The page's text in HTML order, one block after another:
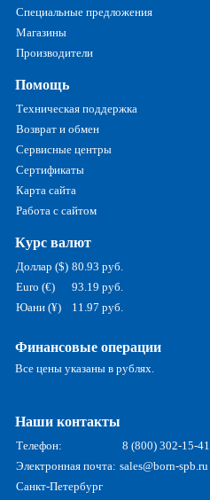
Специальные предложения
Магазины
Производители
Помощь
Техническая поддержка
Возврат и обмен
Сервисные центры
Сертификаты
Карта сайта
Работа с сайтом
Курс валют
Доллар ($) 80.93 руб.
Euro (€)
93.19 руб.
Юани (¥)
11.97 руб.
Финансовые операции
Все цены указаны в рублях.
Наши контакты
Телефон:
8 (800) 302-15-41
Электронная почта: sales@born-spb.ru
Санкт-Петербург